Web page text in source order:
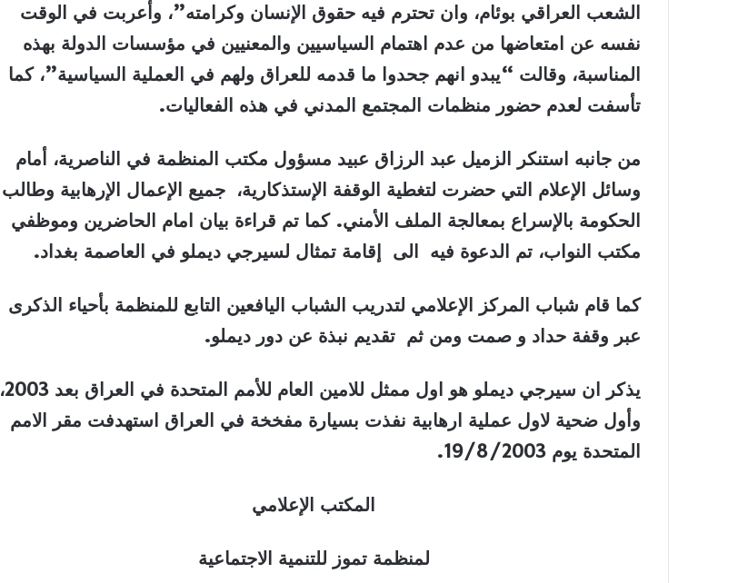
الشعب العراقي بوئام، وان تحترم فيه حقوق الإنسان وكرامته”، وأعربت في الوقت
نفسه عن امتعاضها من عدم اهتمام السياسيين والمعنيين في مؤسسات الدولة بهذه
المناسبة، وقالت “يبدو انهم جحدوا ما قدمه للعراق ولهم في العملية السياسية”، كما
تأسفت لعدم حضور منظمات المجتمع المدني في هذه الفعاليات.
من جانبه استنكر الزميل عبد الرزاق عبيد مسؤول مكتب المنظمة في الناصرية، أمام
وسائل الإعلام التي حضرت لتغطية الوقفة الإستذكارية، جميع الإعمال الإرهابية وطالب
الحكومة بالإسراع بمعالجة الملف الأمني. كما تم قراءة بيان امام الحاضرين وموظفي
مكتب النواب، تم الدعوة فيه الى إقامة تمثال لسيرجي ديملو في العاصمة بغداد.
كما قام شباب المركز الإعلامي لتدريب الشباب اليافعين التابع للمنظمة بأحياء الذكرى
عبر وقفة حداد و صمت ومن ثم تقديم نبذة عن دور ديملو.
يذكر ان سيرجي ديملو هو اول ممثل للامين العام للأمم المتحدة في العراق بعد 2003،
وأول ضحية لاول عملية ارهابية نفذت بسيارة مفخخة في العراق استهدفت مقر الامم
المتحدة يوم 19/8/2003
.
المكتب الإعلامي
لمنظمة تموز للتنمية الاجتماعية